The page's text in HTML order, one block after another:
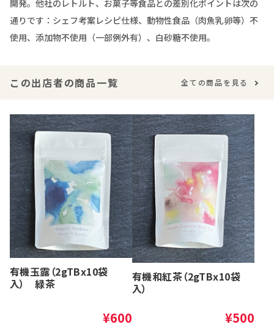
開発。他社のレトルト、お菓子等食品との差別化ポイントは次の
通りです：シェフ考案レシピ仕様、動物性食品（肉魚乳卵等）不
使用、添加物不使用（一部例外有）、白砂糖不使用。
この出店者の商品一覧 全ての商品を見る
有機玉露（2gTBx10袋
入） 緑茶
¥600
有機和紅茶（2gTBx10袋
入）
¥500